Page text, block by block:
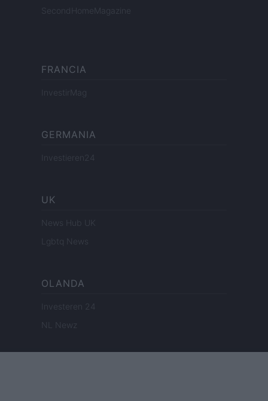
SecondHomeMagazine
FRANCIA
InvestirMag
GERMANIA
Investieren24
UK
News Hub UK
Lgbtq News
OLANDA
Investeren 24
NL Newz